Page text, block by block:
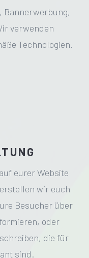
Bannerwerbung,
verwenden
Technologien.
eurer Website
wir euch
Besucher über
oder
die für
sind.